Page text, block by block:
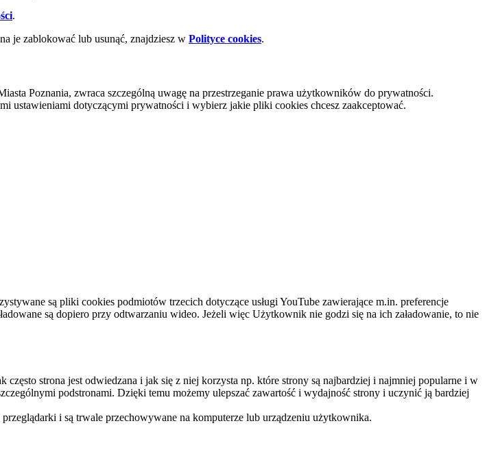
.
je zablokować lub usunąć, znajdziesz w Polityce cookies.
Poznania, zwraca szczególną uwagę na przestrzeganie prawa użytkowników do prywatności.
ustawieniami dotyczącymi prywatności i wybierz jakie pliki cookies chcesz zaakceptować.
są pliki cookies podmiotów trzecich dotyczące usługi YouTube zawierające m.in. preferencje
są dopiero przy odtwarzaniu wideo. Jeżeli więc Użytkownik nie godzi się na ich załadowanie, to nie
strona jest odwiedzana i jak się z niej korzysta np. które strony są najbardziej i najmniej popularne i w
podstronami. Dzięki temu możemy ulepszać zawartość i wydajność strony i uczynić ją bardziej
i są trwale przechowywane na komputerze lub urządzeniu użytkownika.